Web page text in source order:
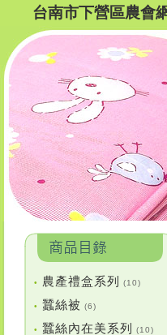
台南市下營區農會
• 農產禮盒系列 (10)
• 蠶絲被 (6)
• 蠶絲內在美系列 (10)